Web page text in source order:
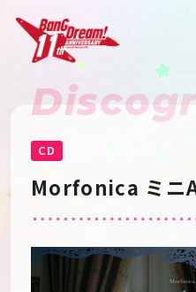
Home
Live•Event
Game
CD
Morfonica ミニ